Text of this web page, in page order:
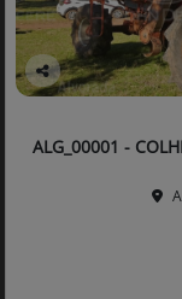
Co
arti
lhe
ALG_00001 -